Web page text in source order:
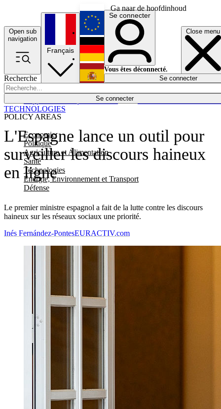
Ga naar de hoofdinhoud
Open sub
navigation
Close menu
Recherche
Se connecter
POLICY AREAS
Economie
Politique
Agriculture et Alimentation
Santé
Technologies
Energie, Environnement et Transport
Défense
Économie
Français
English
Deutsch
Español
Se connecter
Vous êtes déconnecté.
Se connecter
L'Espagne lance un outil pour
surveiller les discours haineux
en ligne
Le premier ministre espagnol a fait de la lutte contre les discours
haineux sur les réseaux sociaux une priorité.
TECHNOLOGIES
Inés Fernández-PontesEURACTIV.com